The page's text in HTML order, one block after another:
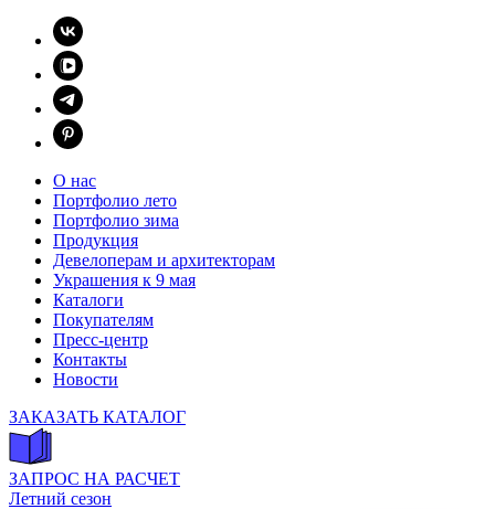
О нас
Портфолио лето
Портфолио зима
Продукция
Девелоперам и архитекторам
Украшения к 9 мая
Каталоги
Покупателям
Пресс-центр
Контакты
Новости
ЗАКАЗАТЬ КАТАЛОГ
ЗАПРОС НА РАСЧЕТ
Летний сезон